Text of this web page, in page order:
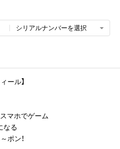
シリアルナンバーを選択
ール】
スマホでゲーム
なる
ポン！